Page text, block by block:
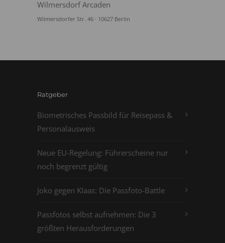
Wilmersdorf Arcaden
Wilmersdorfer Str. 46 · 10627 Berlin
Ratgeber
Biometrisches Passbild für Reisepass &
Personalausweis
Neue EU-Regelung: Führerscheine nur
noch begrenzt gültig
Joko gegen Klaas: Die Passfoto-Battle
Passfotos selbst aufnehmen: Die 3
größten Herausforderungen